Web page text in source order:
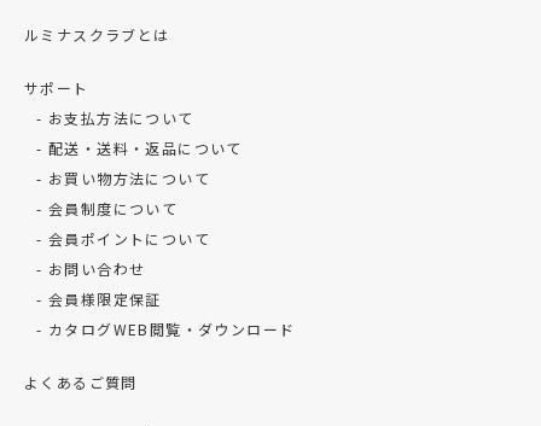
ルミナスクラブとは
サポート
お支払方法について
配送・送料・返品について
お買い物方法について
会員制度について
会員ポイントについて
お問い合わせ
会員様限定保証
カタログWEB閲覧・ダウンロード
よくあるご質問